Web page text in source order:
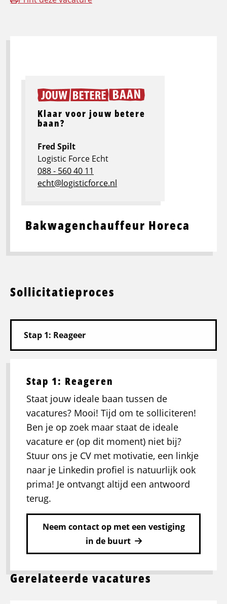
Bakwagenchauffeur Horeca
Klaar voor jouw betere
baan?
Fred Spilt
Logistic Force Echt
088 - 560 40 11
echt@logisticforce.nl
Sollicitatieproces
Stap 1: Reageren
Staat jouw ideale baan tussen de
vacatures? Mooi! Tijd om te solliciteren!
Ben je op zoek maar staat de ideale
vacature er (op dit moment) niet bij?
Stuur ons je CV met motivatie, een linkje
naar je Linkedin profiel is natuurlijk ook
prima! Je ontvangt altijd een antwoord
terug.
Neem contact op met een vestiging
in de buurt
Gerelateerde vacatures